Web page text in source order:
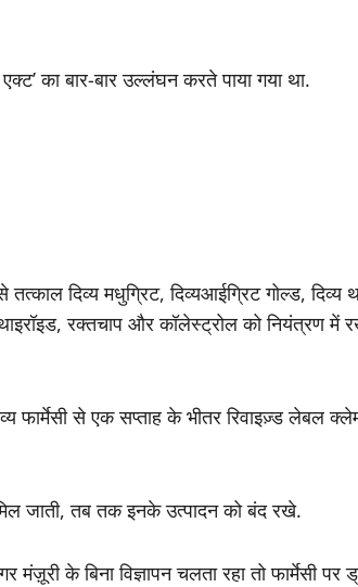
का बार-बार उल्लंघन करते पाया गया था.
दिव्य मधुग्रिट, दिव्यआईग्रिट गोल्ड, दिव्य
रक्तचाप और कॉलेस्ट्रोल को नियंत्रण में
फार्मेसी से एक सप्ताह के भीतर रिवाइज़्ड लेबल
जाती, तब तक इनके उत्पादन को बंद रखे.
मंज़ूरी के बिना विज्ञापन चलता रहा तो फार्मेसी